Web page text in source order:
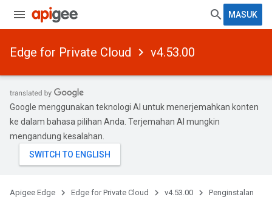
MASUK
Edge for Private Cloud v4.53.00
Google menggunakan teknologi AI untuk menerjemahkan konten
ke dalam bahasa pilihan Anda. Terjemahan AI mungkin
mengandung kesalahan.
Apigee Edge Edge for Private Cloud v4.53.00 Penginstalan